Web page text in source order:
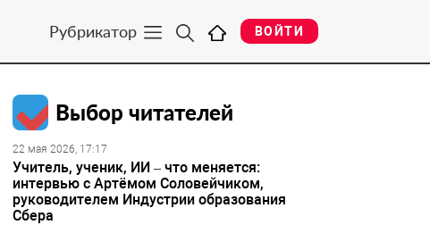
Рубрикатор ВОЙТИ
Выбор читателей
22 мая 2026, 17:17
Учитель, ученик, ИИ – что меняется:
интервью с Артёмом Соловейчиком,
руководителем Индустрии образования
Сбера